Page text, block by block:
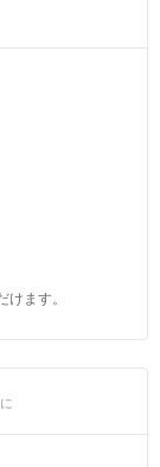
ます。